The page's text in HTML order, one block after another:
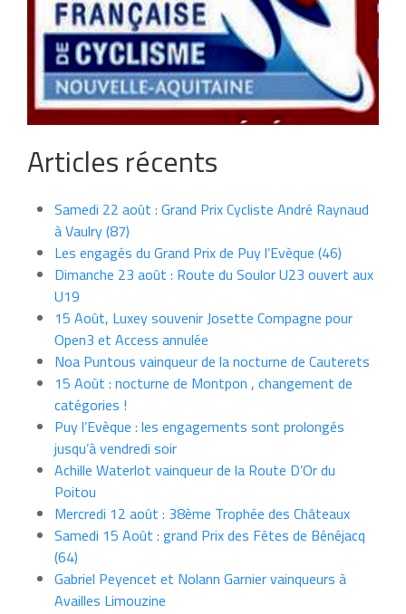
Articles récents
Samedi 22 août : Grand Prix Cycliste André Raynaud
à Vaulry (87)
Les engagés du Grand Prix de Puy l’Evèque (46)
Dimanche 23 août : Route du Soulor U23 ouvert aux
U19
15 Août, Luxey souvenir Josette Compagne pour
Open3 et Access annulée
Noa Puntous vainqueur de la nocturne de Cauterets
15 Août : nocturne de Montpon , changement de
catégories !
Puy l’Evèque : les engagements sont prolongés
jusqu’à vendredi soir
Achille Waterlot vainqueur de la Route D’Or du
Poitou
Mercredi 12 août : 38ème Trophée des Châteaux
Samedi 15 Août : grand Prix des Fêtes de Bénéjacq
(64)
Gabriel Peyencet et Nolann Garnier vainqueurs à
Availles Limouzine